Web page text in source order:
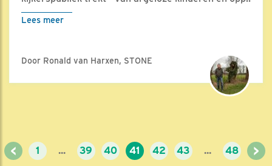
Lees meer
Door Ronald van Harxen, STONE
< 1 ... 39 40 41 42 43 ... 48 >